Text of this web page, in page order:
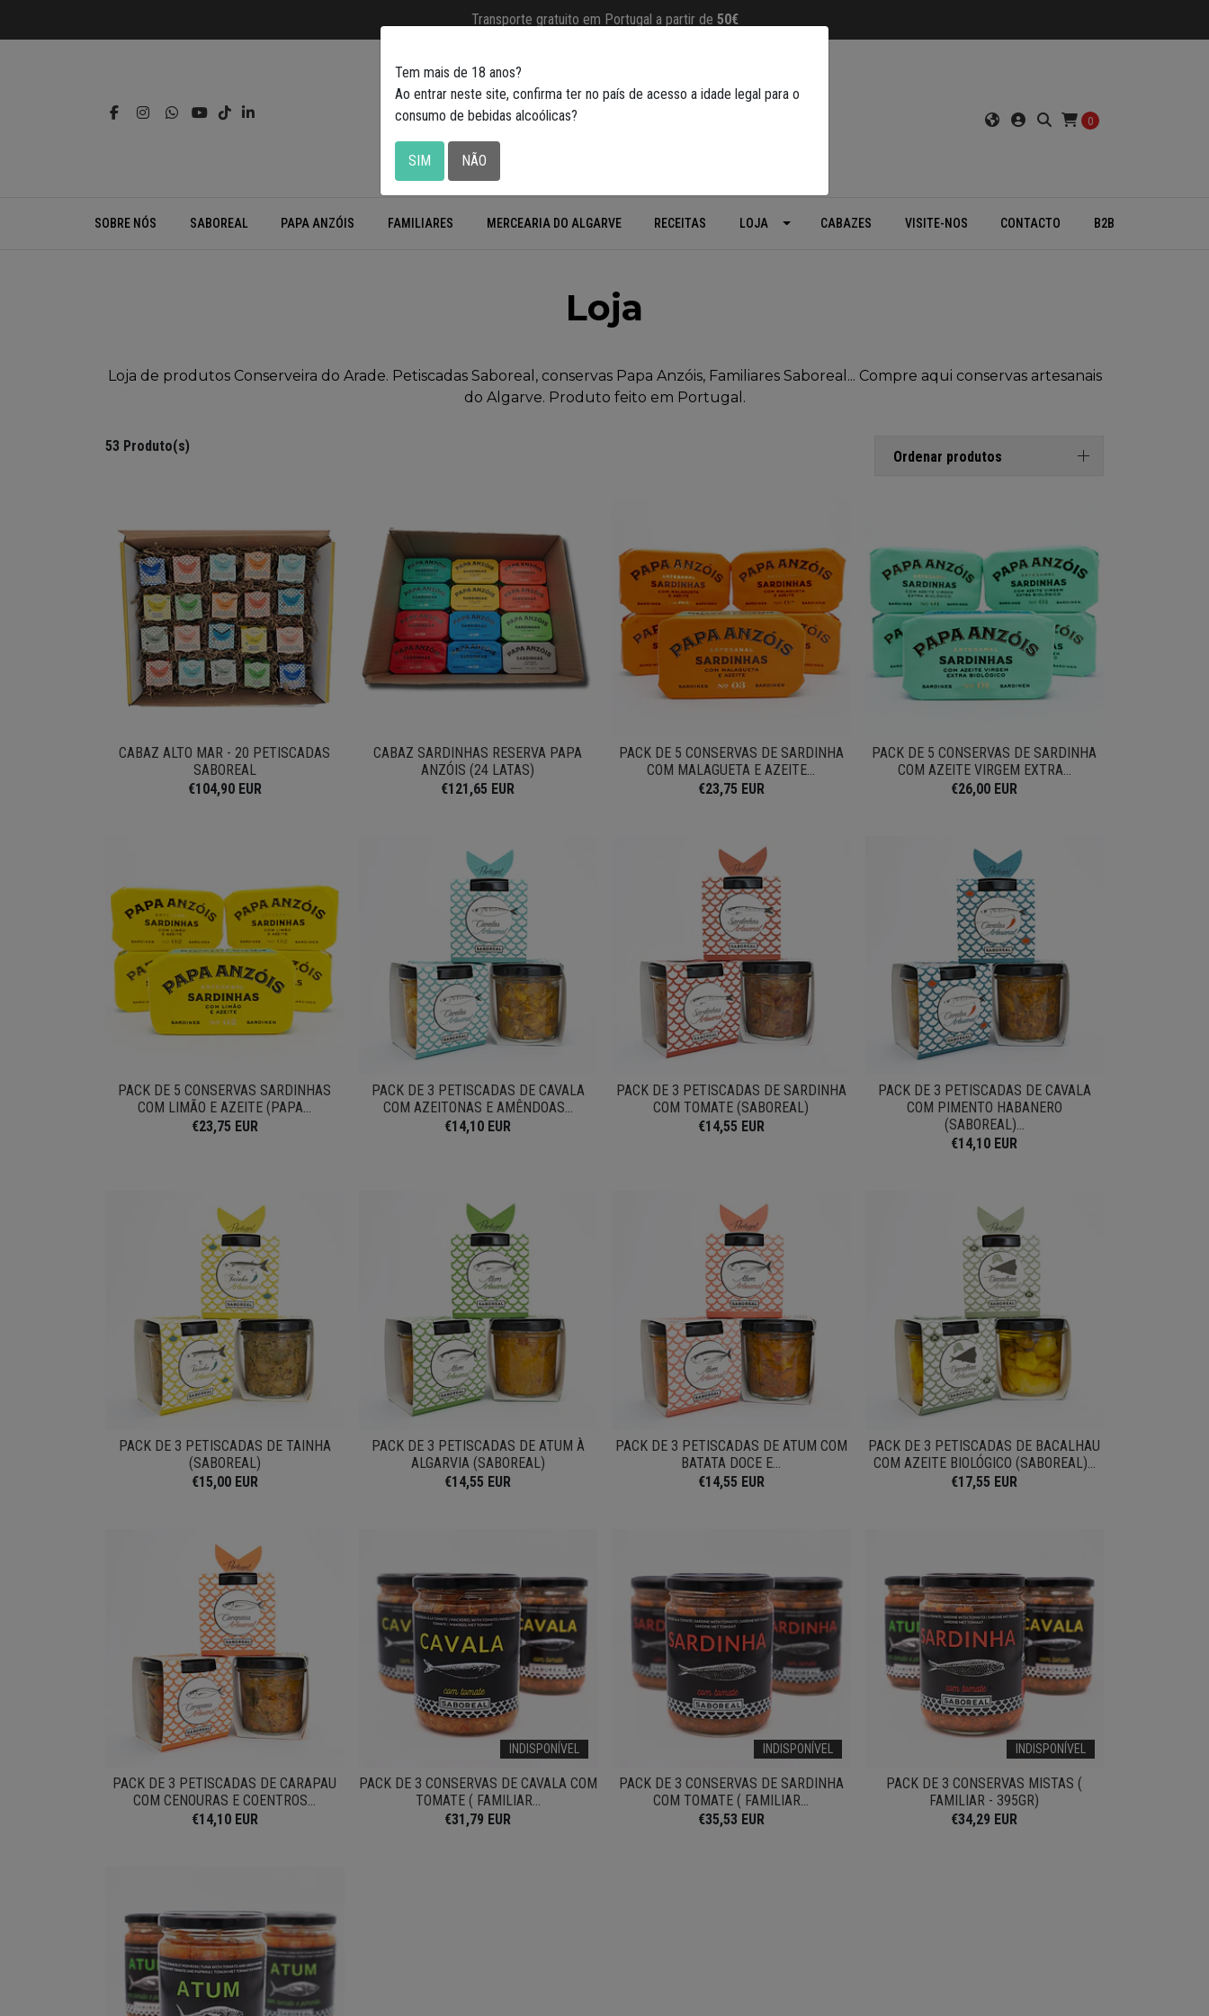
Transporte gratuito em Portugal a partir de 50€
0
SOBRE NÓS SABOREAL PAPA ANZÓIS FAMILIARES MERCEARIA DO ALGARVE RECEITAS LOJA CABAZES VISITE-NOS CONTACTO B2B
Loja
Loja de produtos Conserveira do Arade. Petiscadas Saboreal, conservas Papa Anzóis, Familiares Saboreal... Compre aqui conservas artesanais
do Algarve. Produto feito em Portugal.
53 Produto(s)
Ordenar produtos
CABAZ ALTO MAR - 20 PETISCADAS
SABOREAL
€104,90 EUR
CABAZ SARDINHAS RESERVA PAPA
ANZÓIS (24 LATAS)
€121,65 EUR
PACK DE 5 CONSERVAS DE SARDINHA
COM MALAGUETA E AZEITE...
€23,75 EUR
PACK DE 5 CONSERVAS DE SARDINHA
COM AZEITE VIRGEM EXTRA...
€26,00 EUR
PACK DE 5 CONSERVAS SARDINHAS
COM LIMÃO E AZEITE (PAPA...
€23,75 EUR
PACK DE 3 PETISCADAS DE CAVALA
COM AZEITONAS E AMÊNDOAS...
€14,10 EUR
PACK DE 3 PETISCADAS DE SARDINHA
COM TOMATE (SABOREAL)
€14,55 EUR
PACK DE 3 PETISCADAS DE CAVALA
COM PIMENTO HABANERO
(SABOREAL)...
€14,10 EUR
PACK DE 3 PETISCADAS DE TAINHA
(SABOREAL)
€15,00 EUR
PACK DE 3 PETISCADAS DE ATUM À
ALGARVIA (SABOREAL)
€14,55 EUR
PACK DE 3 PETISCADAS DE ATUM COM
BATATA DOCE E...
€14,55 EUR
PACK DE 3 PETISCADAS DE BACALHAU
COM AZEITE BIOLÓGICO (SABOREAL)...
€17,55 EUR
PACK DE 3 PETISCADAS DE CARAPAU
COM CENOURAS E COENTROS...
€14,10 EUR
INDISPONÍVEL
PACK DE 3 CONSERVAS DE CAVALA COM
TOMATE ( FAMILIAR...
€31,79 EUR
INDISPONÍVEL
PACK DE 3 CONSERVAS DE SARDINHA
COM TOMATE ( FAMILIAR...
€35,53 EUR
INDISPONÍVEL
PACK DE 3 CONSERVAS MISTAS (
FAMILIAR - 395GR)
€34,29 EUR
Tem mais de 18 anos?
Ao entrar neste site, confirma ter no país de acesso a idade legal para o
consumo de bebidas alcoólicas?
SIM NÃO